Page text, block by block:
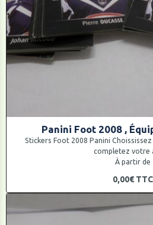
Panini Foot 2008 ,
Stickers Foot 2008 Panini
completez votre
À partir de
0,00€ TTC